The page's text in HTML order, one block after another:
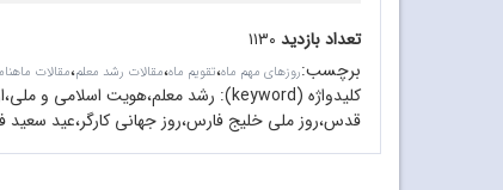
تعداد بازدید ۱۱۳۰
برچسب:روزهای مهم ماه،تقویم ماه،مقالات رشد معلم،مقالات
کلیدواژه (keyword):
رشد معلم،هویت اسلامی و
قدس،روز ملی خلیج فارس،روز جهانی کارگر،عید